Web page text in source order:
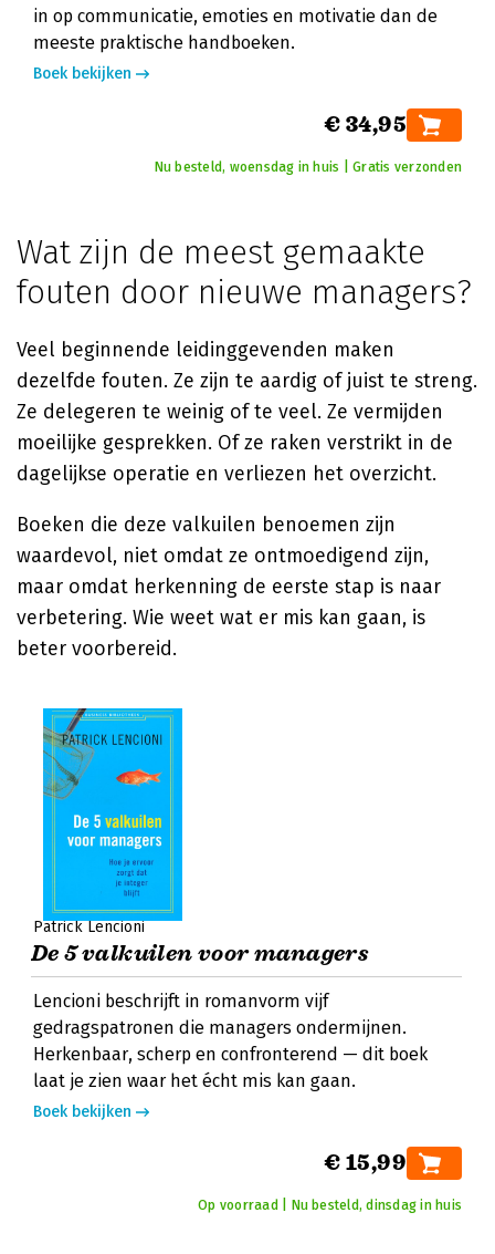
in op communicatie, emoties en motivatie dan de
meeste praktische handboeken.
Boek bekijken
€ 34,95
Nu besteld, woensdag in huis | Gratis verzonden
Wat zijn de meest gemaakte
fouten door nieuwe managers?
Veel beginnende leidinggevenden maken
dezelfde fouten. Ze zijn te aardig of juist te streng.
Ze delegeren te weinig of te veel. Ze vermijden
moeilijke gesprekken. Of ze raken verstrikt in de
dagelijkse operatie en verliezen het overzicht.
Boeken die deze valkuilen benoemen zijn
waardevol, niet omdat ze ontmoedigend zijn,
maar omdat herkenning de eerste stap is naar
verbetering. Wie weet wat er mis kan gaan, is
beter voorbereid.
Patrick Lencioni
De 5 valkuilen voor managers
Lencioni beschrijft in romanvorm vijf
gedragspatronen die managers ondermijnen.
Herkenbaar, scherp en confronterend — dit boek
laat je zien waar het écht mis kan gaan.
Boek bekijken
€ 15,99
Op voorraad | Nu besteld, dinsdag in huis